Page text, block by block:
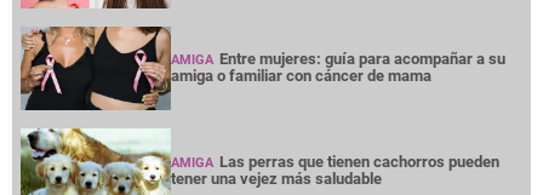
AMIGA Entre mujeres: guía para acompañar a su
amiga o familiar con cáncer de mama
AMIGA Las perras que tienen cachorros pueden
tener una vejez más saludable